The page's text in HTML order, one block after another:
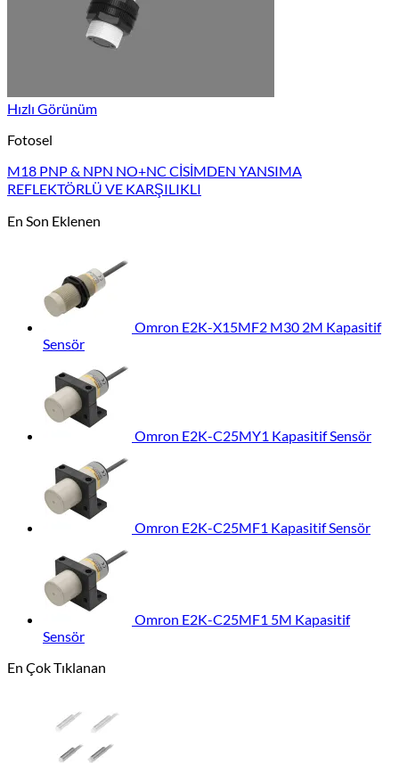
Hızlı Görünüm
Fotosel
M18 PNP & NPN NO+NC CİSİMDEN YANSIMA
REFLEKTÖRLÜ VE KARŞILIKLI
En Son Eklenen
Omron E2K-X15MF2 M30 2M Kapasitif
Sensör
Omron E2K-C25MY1 Kapasitif Sensör
Omron E2K-C25MF1 Kapasitif Sensör
Omron E2K-C25MF1 5M Kapasitif
Sensör
En Çok Tıklanan